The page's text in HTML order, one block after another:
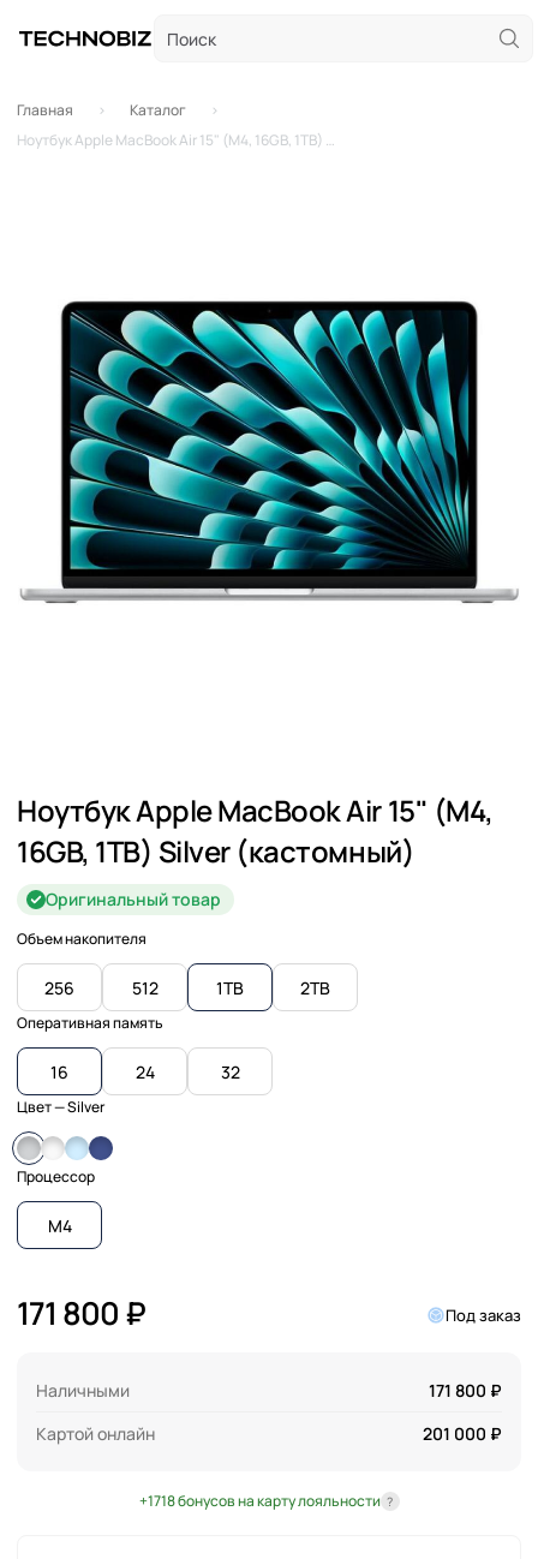
Главная
Каталог
Ноутбук Apple MacBook Air 15" (M4, 16GB, 1TB) Silver (кастомный)
Ноутбук Apple MacBook Air 15" (M4,
16GB, 1TB) Silver (кастомный)
Оригинальный товар
Объем накопителя
256 512 1TB 2TB
Оперативная память
16 24 32
Цвет— Silver
Процессор
M4
171 800 ₽ Под заказ
Наличными
171 800 ₽
Картой онлайн
201 000 ₽
+1718 бонусов на карту лояльности ?